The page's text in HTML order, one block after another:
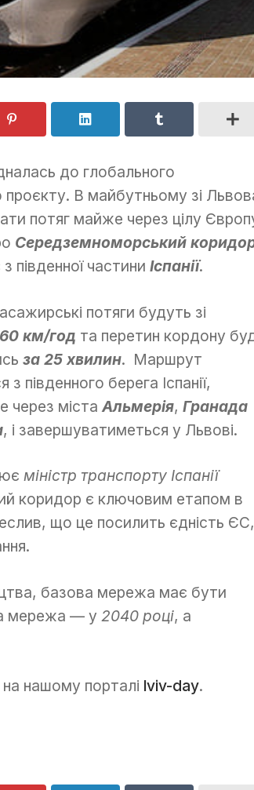
до глобального
проєкту. В майбутньому зі
потяг майже через цілу
Середземноморський
південної частини Іспанії.
потяги будуть зі
км/год та перетин кордону
за 25 хвилин. Маршрут
з південного берега Іспанії,
через міста Альмерія, Гранада
, і завершуватиметься у Львові.
міністр транспорту Іспанії
коридор є ключовим етапом в
що це посилить єдність
базова мережа має бути
мережа — у 2040 році, а
нашому порталі lviv-day.